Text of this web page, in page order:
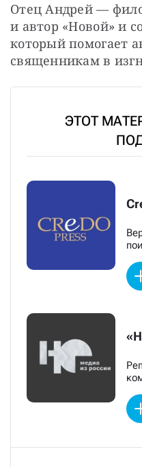
Отец Андрей —
и автор «Новой» и
который помогает
священникам в
ЭТОТ